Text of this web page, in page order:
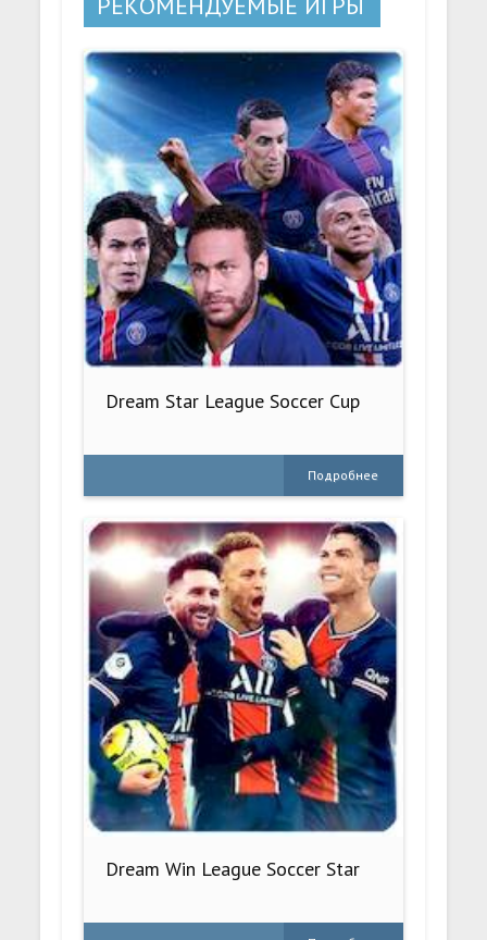
Dream Star League Soccer Cup
Подробнее
Dream Win League Soccer Star